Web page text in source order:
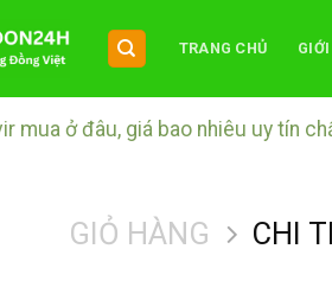
TRANG CHỦ
mua ở đâu, giá bao nhiêu uy tín
GIỎ HÀNG CHI